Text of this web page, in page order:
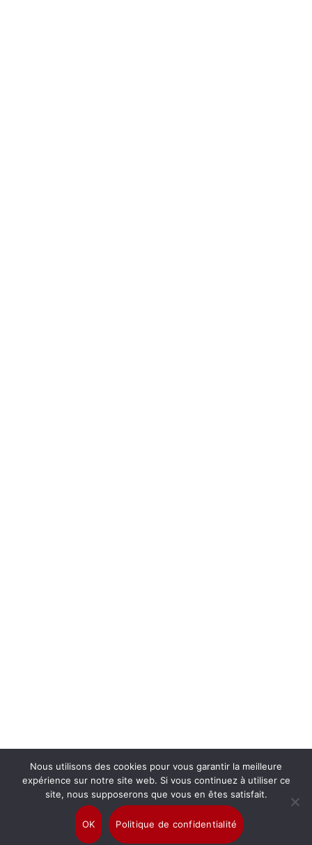
Nous utilisons des cookies pour vous garantir la meilleure
expérience sur notre site web. Si vous continuez à utiliser ce
site, nous supposerons que vous en êtes satisfait.
OK Politique de confidentialité